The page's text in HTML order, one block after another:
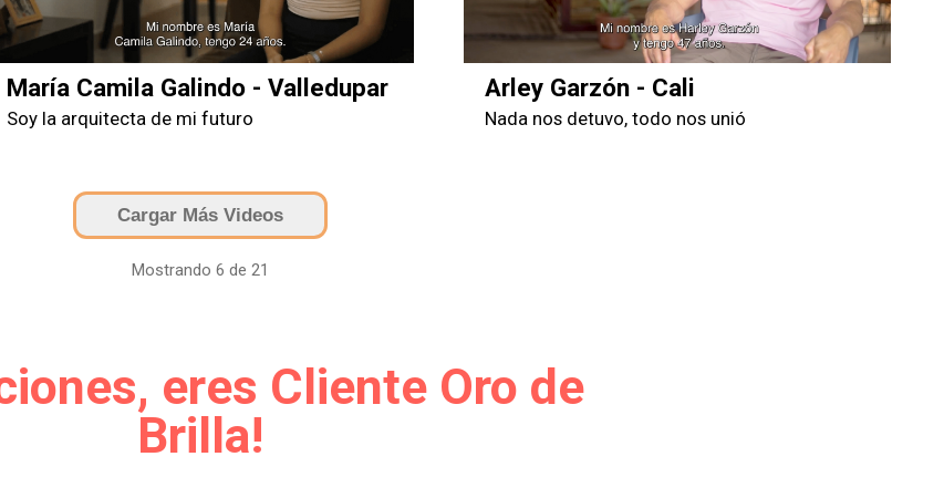
María Camila Galindo - Valledupar
Soy la arquitecta de mi futuro
Arley Garzón - Cali
Nada nos detuvo, todo nos unió
Cargar Más Videos
Mostrando 6 de 21
eres Cliente Oro de
Brilla!